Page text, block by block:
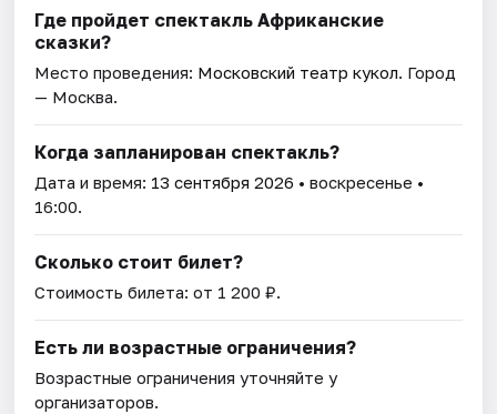
Где пройдет спектакль Африканские
сказки?
Место проведения: Московский театр кукол. Город
— Москва.
Когда запланирован спектакль?
Дата и время: 13 сентября 2026 • воскресенье •
16:00.
Сколько стоит билет?
Стоимость билета: от 1 200 ₽.
Есть ли возрастные ограничения?
Возрастные ограничения уточняйте у
организаторов.